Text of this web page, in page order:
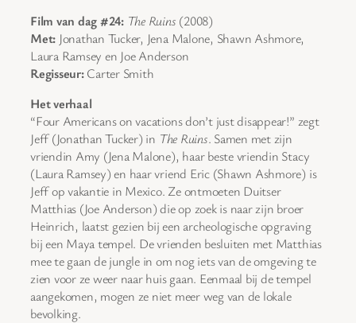
Film van dag #24: The Ruins (2008)
Met: Jonathan Tucker, Jena Malone, Shawn Ashmore,
Laura Ramsey en Joe Anderson
Regisseur:Carter Smith
Het verhaal
“Four Americans on vacations don’t just disappear!” zegt
Jeff (Jonathan Tucker) in The Ruins. Samen met zijn
vriendin Amy (Jena Malone), haar beste vriendin Stacy
(Laura Ramsey) en haar vriend Eric (Shawn Ashmore) is
Jeff op vakantie in Mexico. Ze ontmoeten Duitser
Matthias (Joe Anderson) die op zoek is naar zijn broer
Heinrich, laatst gezien bij een archeologische opgraving
bij een Maya tempel. De vrienden besluiten met Matthias
mee te gaan de jungle in om nog iets van de omgeving te
zien voor ze weer naar huis gaan. Eenmaal bij de tempel
aangekomen, mogen ze niet meer weg van de lokale
bevolking.